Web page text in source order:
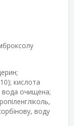
кислота
вода очищена;
воду